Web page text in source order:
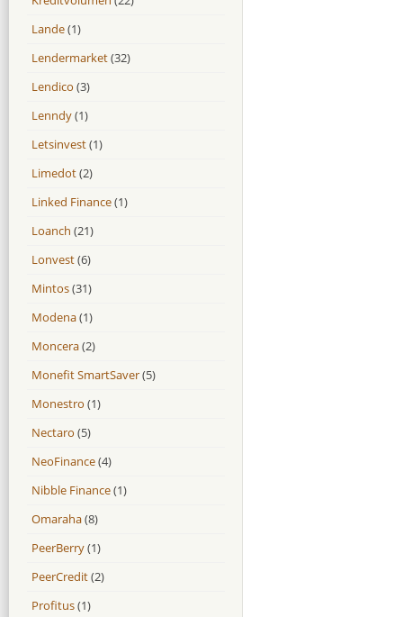
Lande(1)
Lendermarket(32)
Lendico (3)
Lenndy(1)
Letsinvest(1)
Limedot(2)
Linked Finance(1)
Loanch (21)
Lonvest(6)
Mintos(31)
Modena(1)
Moncera(2)
Monefit SmartSaver(5)
Monestro (1)
Nectaro (5)
NeoFinance(4)
Nibble Finance(1)
Omaraha(8)
PeerBerry(1)
PeerCredit(2)
Profitus(1)